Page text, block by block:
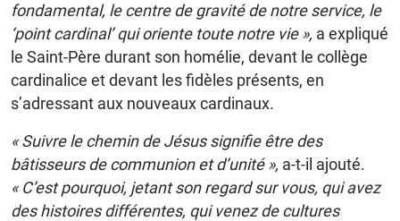
fondamental, le centre de gravité de notre service, le
‘point cardinal’ qui oriente toute notre vie », a expliqué
le Saint-Père durant son homélie, devant le collège
cardinalice et devant les fidèles présents, en
s’adressant aux nouveaux cardinaux.
« Suivre le chemin de Jésus signifie être des
bâtisseurs de communion et d’unité », a-t-il ajouté.
« C’est pourquoi, jetant son regard sur vous, qui avez
des histoires différentes, qui venez de cultures